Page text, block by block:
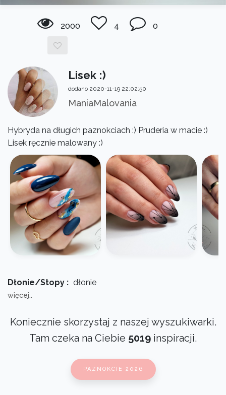
2000 4 0
Lisek :)
dodano 2020-11-19 22:02:50
ManiaMalovania
Hybryda na długich paznokciach :) Pruderia w macie :)
Lisek ręcznie malowany :)
Dłonie/Stopy : dłonie
więcej..
Koniecznie skorzystaj z naszej wyszukiwarki.
Tam czeka na Ciebie 5019 inspiracji.
PAZNOKCIE 2026